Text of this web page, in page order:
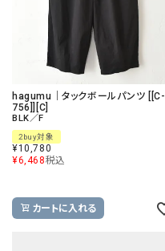
hagumu｜タックボールパンツ [[C-
756]][C]
BLK／F
2buy対象
¥10,780
¥6,468税込
カートに入れる